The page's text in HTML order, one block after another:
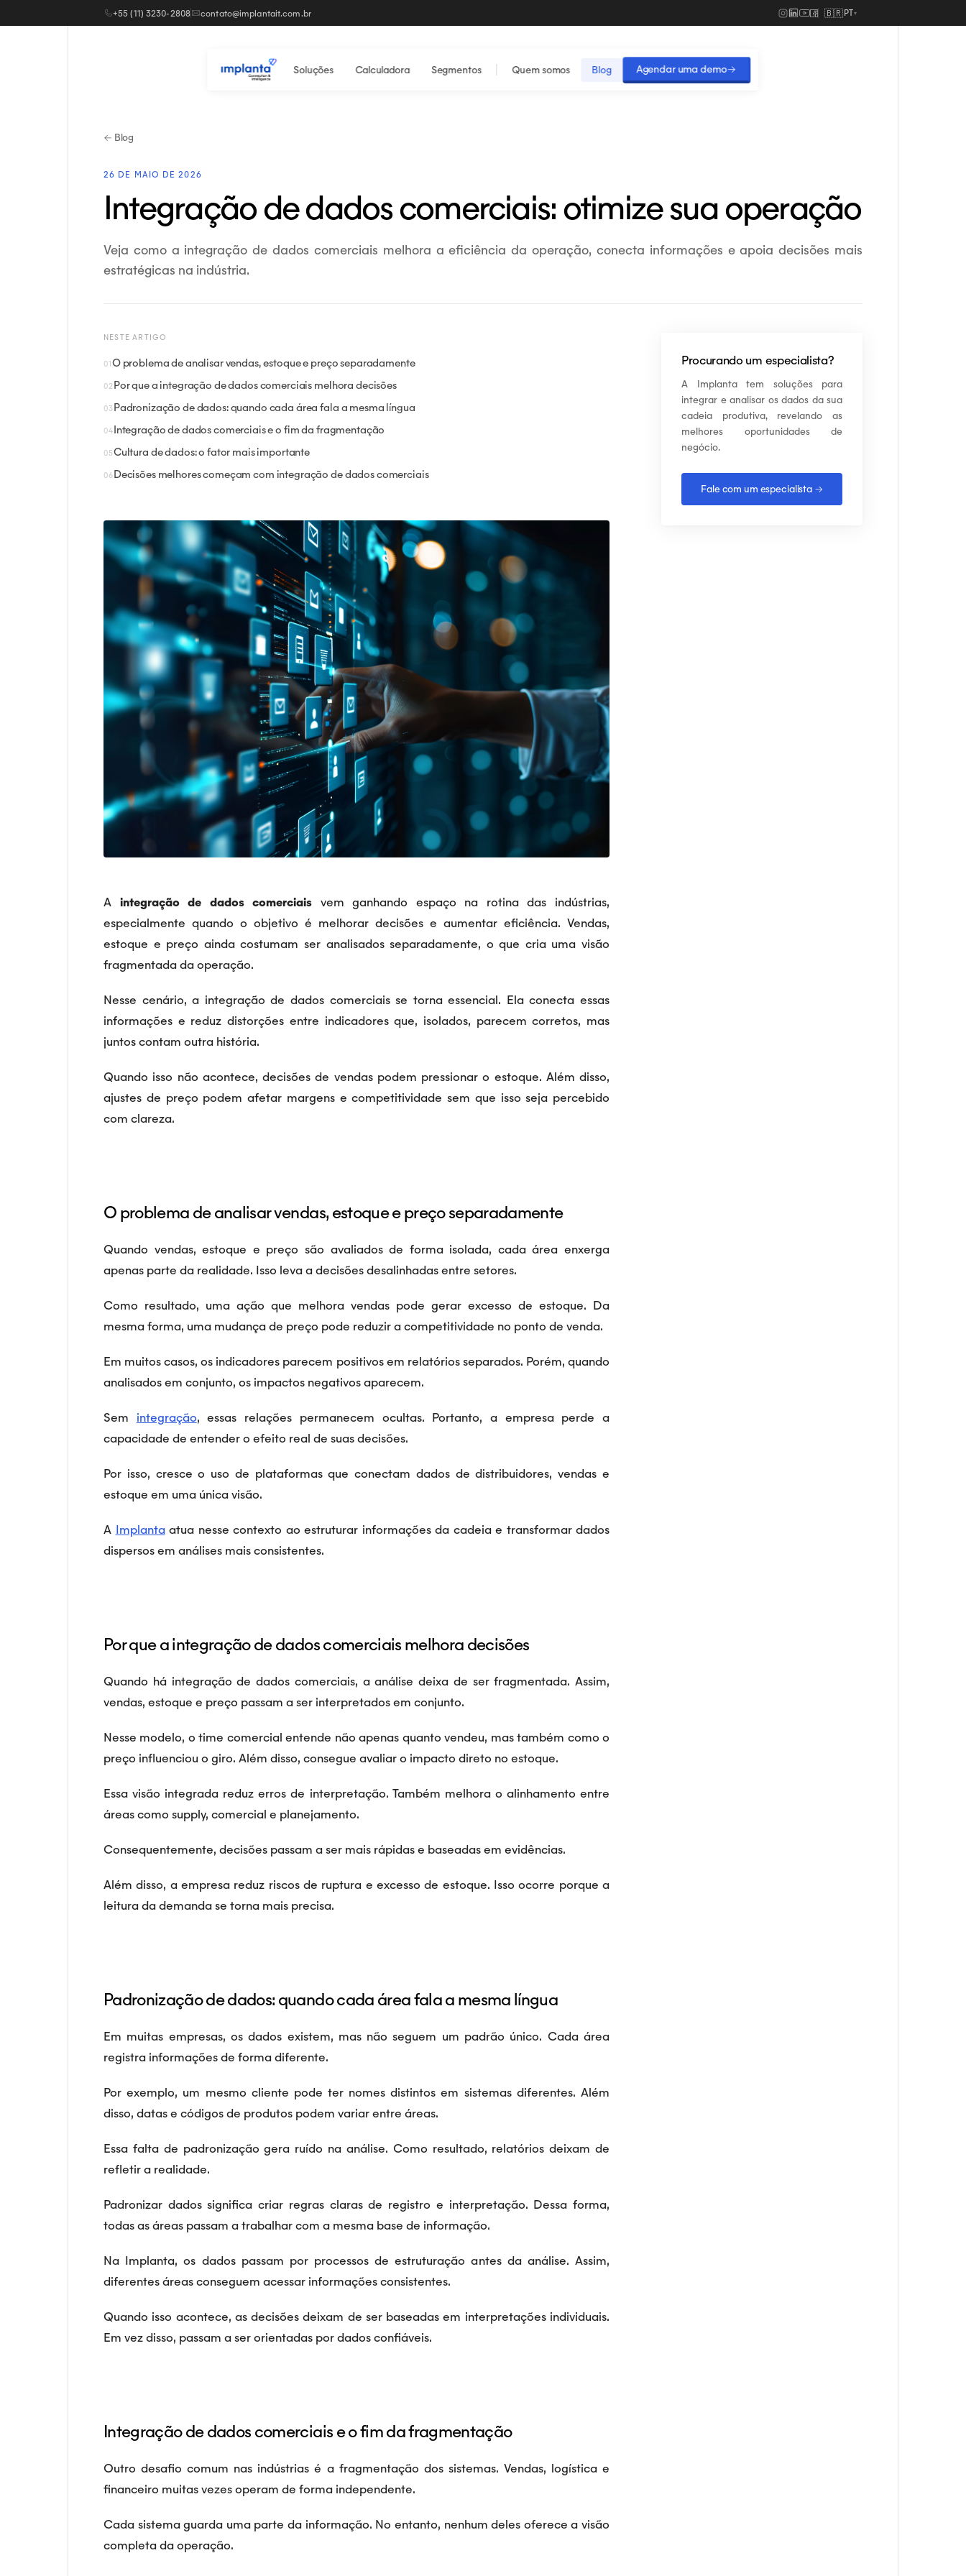
+55 (11) 3230-2808 contato@implantait.com.br 🇧🇷PT▾
Soluções Calculadora Segmentos Quem somos Blog Agendar uma demo→
← Blog
26 DE MAIO DE 2026
Integração de dados comerciais: otimize sua operação
Veja como a integração de dados comerciais melhora a eficiência da operação, conecta informações e apoia decisões mais
estratégicas na indústria.
NESTE ARTIGO
O problema de analisar vendas, estoque e preço separadamente
Por que a integração de dados comerciais melhora decisões
Padronização de dados: quando cada área fala a mesma língua
Integração de dados comerciais e o fim da fragmentação
Cultura de dados: o fator mais importante
Decisões melhores começam com integração de dados comerciais
A integração de dados comerciais vem ganhando espaço na rotina das indústrias,
especialmente quando o objetivo é melhorar decisões e aumentar eficiência. Vendas,
estoque e preço ainda costumam ser analisados separadamente, o que cria uma visão
fragmentada da operação.
Nesse cenário, a integração de dados comerciais se torna essencial. Ela conecta essas
informações e reduz distorções entre indicadores que, isolados, parecem corretos, mas
juntos contam outra história.
Quando isso não acontece, decisões de vendas podem pressionar o estoque. Além disso,
ajustes de preço podem afetar margens e competitividade sem que isso seja percebido
com clareza.
O problema de analisar vendas, estoque e preço separadamente
Quando vendas, estoque e preço são avaliados de forma isolada, cada área enxerga
apenas parte da realidade. Isso leva a decisões desalinhadas entre setores.
Como resultado, uma ação que melhora vendas pode gerar excesso de estoque. Da
mesma forma, uma mudança de preço pode reduzir a competitividade no ponto de venda.
Em muitos casos, os indicadores parecem positivos em relatórios separados. Porém, quando
analisados em conjunto, os impactos negativos aparecem.
Sem integração, essas relações permanecem ocultas. Portanto, a empresa perde a
capacidade de entender o efeito real de suas decisões.
Por isso, cresce o uso de plataformas que conectam dados de distribuidores, vendas e
estoque em uma única visão.
A Implantaatua nesse contexto ao estruturar informações da cadeia e transformar dados
dispersos em análises mais consistentes.
Por que a integração de dados comerciais melhora decisões
Quando há integração de dados comerciais, a análise deixa de ser fragmentada. Assim,
vendas, estoque e preço passam a ser interpretados em conjunto.
Nesse modelo, o time comercial entende não apenas quanto vendeu, mas também como o
preço influenciou o giro. Além disso, consegue avaliar o impacto direto no estoque.
Essa visão integrada reduz erros de interpretação. Também melhora o alinhamento entre
áreas como supply, comercial e planejamento.
Consequentemente, decisões passam a ser mais rápidas e baseadas em evidências.
Além disso, a empresa reduz riscos de ruptura e excesso de estoque. Isso ocorre porque a
leitura da demanda se torna mais precisa.
Padronização de dados: quando cada área fala a mesma língua
Em muitas empresas, os dados existem, mas não seguem um padrão único. Cada área
registra informações de forma diferente.
Por exemplo, um mesmo cliente pode ter nomes distintos em sistemas diferentes. Além
disso, datas e códigos de produtos podem variar entre áreas.
Essa falta de padronização gera ruído na análise. Como resultado, relatórios deixam de
refletir a realidade.
Padronizar dados significa criar regras claras de registro e interpretação. Dessa forma,
todas as áreas passam a trabalhar com a mesma base de informação.
Na Implanta, os dados passam por processos de estruturação antes da análise. Assim,
diferentes áreas conseguem acessar informações consistentes.
Quando isso acontece, as decisões deixam de ser baseadas em interpretações individuais.
Em vez disso, passam a ser orientadas por dados confiáveis.
Integração de dados comerciais e o fim da fragmentação
Outro desafio comum nas indústrias é a fragmentação dos sistemas. Vendas, logística e
financeiro muitas vezes operam de forma independente.
Cada sistema guarda uma parte da informação. No entanto, nenhum deles oferece a visão
completa da operação.
Procurando um especialista?
A Implanta tem soluções para
integrar e analisar os dados da sua
cadeia produtiva, revelando as
melhores oportunidades de
negócio.
Fale com um especialista →